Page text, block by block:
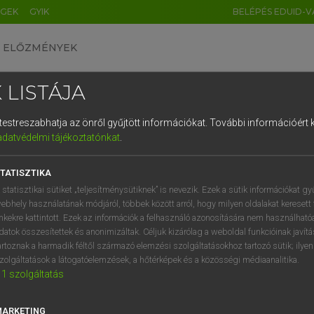
GYIK BELÉPÉS EDUID-
ELŐZMÉNYEK
szótár
VAN ELŐFIZETÉSED?
megtekintéséhez.
LISTÁJA
az önről gyűjtött információkat. További információért
tájékoztatónkat.
statisztikai sütiket „teljesítménysütiknek” is nevezik. Ezek a sütik információkat
használatának módjáról, többek között arról, hogy milyen oldalakat keresett
kattintott. Ezek az információk a felhasználó azonosítására nem
összesítettek és anonimizáltak. Céljuk kizárólag a weboldal funkcióinak
a harmadik féltől származó elemzési szolgáltatásokhoz tartozó sütik;
a látogatóelemzések, a hőtérképek és a közösségi médiaanalitika.
1 szolgáltatás
DE CN FR ES IT NL
1 2 3 4 5 6 7 8 9
q w e r t z u i
a s d f g h j k l é
í y x c v b n m , .